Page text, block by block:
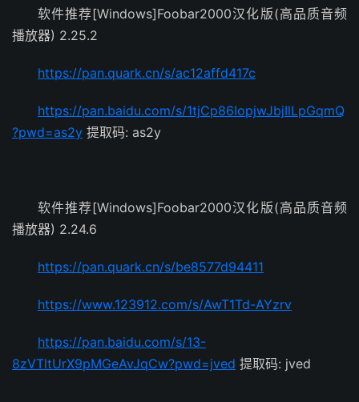
软件推荐[Windows]Foobar2000汉化版(高品质音频
播放器) 2.25.2
https://pan.quark.cn/s/ac12affd417c
https://pan.baidu.com/s/1tjCp86IopjwJbjIlLpGqmQ
?pwd=as2y 提取码: as2y
软件推荐[Windows]Foobar2000汉化版(高品质音频
播放器) 2.24.6
https://pan.quark.cn/s/be8577d94411
https://www.123912.com/s/AwT1Td-AYzrv
https://pan.baidu.com/s/13-
8zVTltUrX9pMGeAvJqCw?pwd=jved 提取码: jved